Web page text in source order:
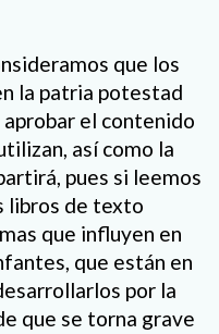
que los
la patria potestad
el contenido
así como la
pues si leemos
libros de texto
que influyen en
que están en
por la
que se torna grave